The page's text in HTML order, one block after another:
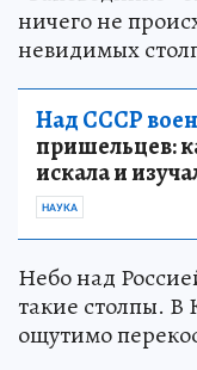
ничего не
невидимых
Над СССР
пришельцев:
искала и
НАУКА
Небо над
такие столпы. В
ощутимо